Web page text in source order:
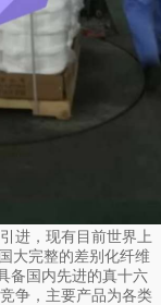
进，现有目前世界上
大完整的差别化纤维
备国内先进的真十六
争，主要产品为各类